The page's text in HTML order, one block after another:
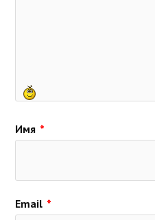
Имя *
Email *